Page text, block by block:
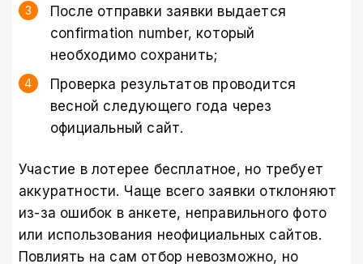
После отправки заявки выдается
confirmation number, который
необходимо сохранить;
Проверка результатов проводится
весной следующего года через
официальный сайт.
Участие в лотерее бесплатное, но требует
аккуратности. Чаще всего заявки отклоняют
из-за ошибок в анкете, неправильного фото
или использования неофициальных сайтов.
Повлиять на сам отбор невозможно, но